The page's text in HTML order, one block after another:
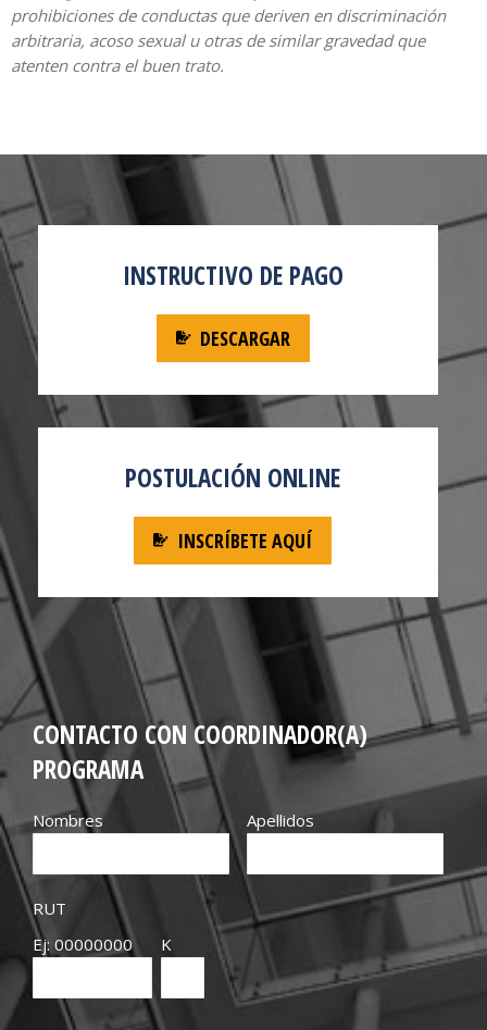
prohibiciones de conductas que deriven en discriminación
arbitraria, acoso sexual u otras de similar gravedad que
atenten contra el buen trato.
INSTRUCTIVO DE PAGO
DESCARGAR
POSTULACIÓN ONLINE
INSCRÍBETE AQUÍ
CONTACTO CON COORDINADOR(A)
PROGRAMA
Nombres Apellidos
RUT
Ej: 00000000
K